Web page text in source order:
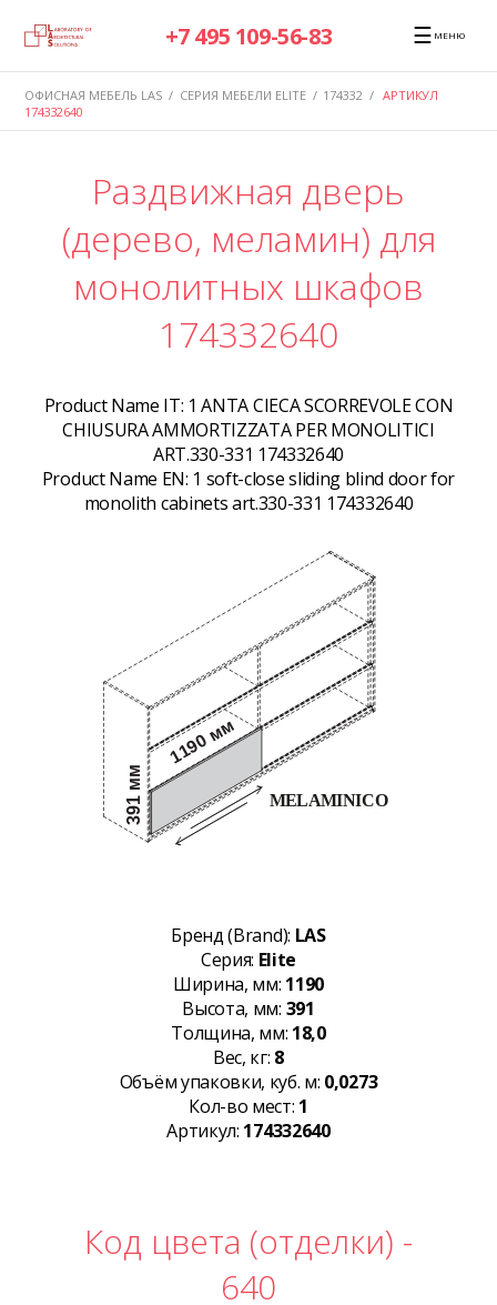
+7 495 109-56-83 ☰ МЕНЮ
ОФИСНАЯ МЕБЕЛЬ LAS / СЕРИЯ МЕБЕЛИ ELITE / 174332 / АРТИКУЛ
174332640
Раздвижная дверь
(дерево, меламин) для
монолитных шкафов
174332640
Product Name IT: 1 ANTA CIECA SCORREVOLE CON
CHIUSURA AMMORTIZZATA PER MONOLITICI
ART.330-331 174332640
Product Name EN: 1 soft-close sliding blind door for
monolith cabinets art.330-331 174332640
Бренд (Brand): LAS
Серия: Elite
Ширина, мм: 1190
Высота, мм: 391
Толщина, мм: 18,0
Вес, кг: 8
Объём упаковки, куб. м: 0,0273
Кол-во мест: 1
Артикул: 174332640
Код цвета (отделки) -
640